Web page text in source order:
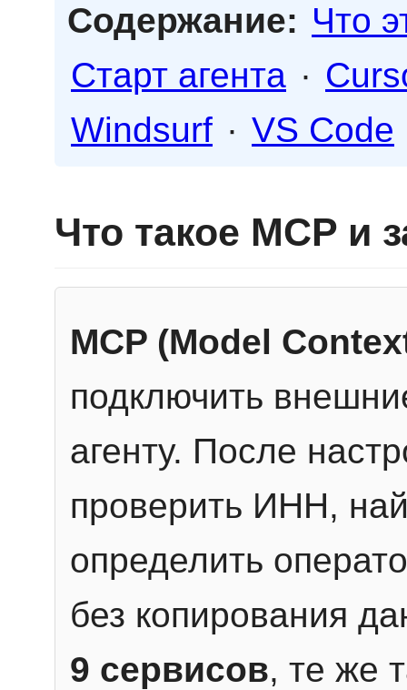
Содержание: Что
Старт агента ·
Windsurf · VS Code
Что такое MCP и
MCP (Model
подключить
агенту. После
проверить ИНН,
определить
без копирования
9 сервисов, те же